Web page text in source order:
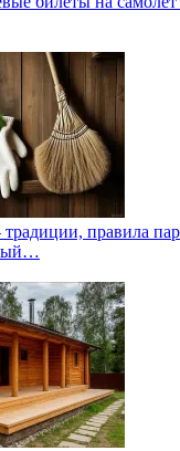
правила